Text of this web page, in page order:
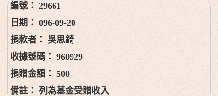
29661
096-09-20
吳思錡
960929
500
列為基金受贈收入